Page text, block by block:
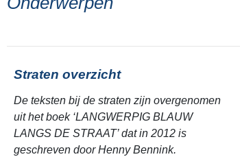
Straten overzicht
De teksten bij de straten zijn overgenomen
uit het boek ‘LANGWERPIG BLAUW
LANGS DE STRAAT’ dat in 2012 is
geschreven door Henny Bennink.